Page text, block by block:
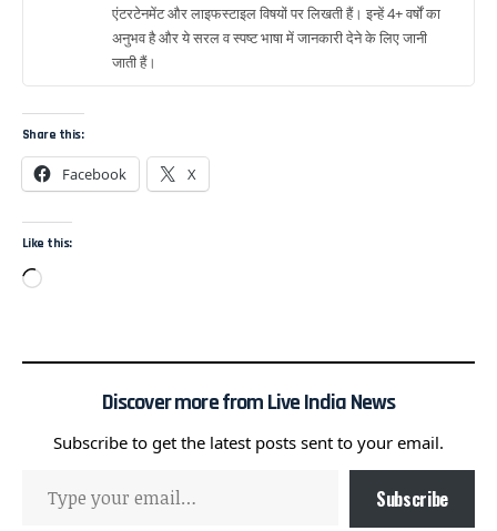
एंटरटेनमेंट और लाइफस्टाइल विषयों पर लिखती हैं। इन्हें 4+ वर्षों का
अनुभव है और ये सरल व स्पष्ट भाषा में जानकारी देने के लिए जानी
जाती हैं।
Share this:
Facebook X
Like this:
Discover more from Live India News
Subscribe to get the latest posts sent to your email.
Subscribe